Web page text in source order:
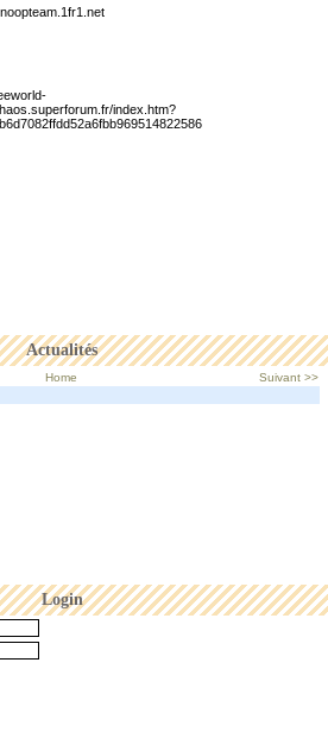
Actualités
Home
Suivant >>
Login
index.htm?